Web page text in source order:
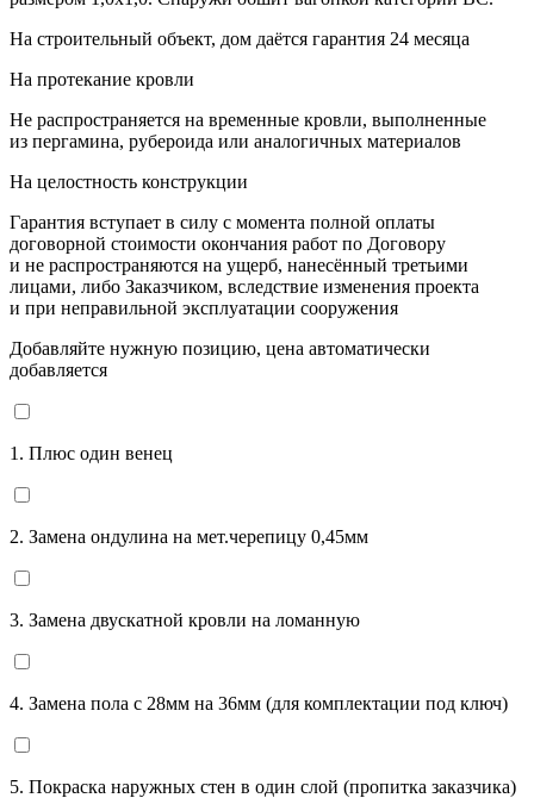
На строительный объект, дом даётся гарантия 24 месяца
На протекание кровли
Не распространяется на временные кровли, выполненные
из пергамина, рубероида или аналогичных материалов
На целостность конструкции
Гарантия вступает в силу с момента полной оплаты
договорной стоимости окончания работ по Договору
и не распространяются на ущерб, нанесённый третьими
лицами, либо Заказчиком, вследствие изменения проекта
и при неправильной эксплуатации сооружения
Добавляйте нужную позицию, цена автоматически
добавляется
1. Плюс один венец
2. Замена ондулина на мет.черепицу 0,45мм
3. Замена двускатной кровли на ломанную
4. Замена пола с 28мм на 36мм (для комплектации под ключ)
5. Покраска наружных стен в один слой (пропитка заказчика)